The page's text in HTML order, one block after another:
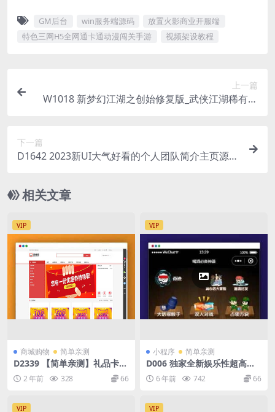
GM后台 win服务端源码
放置火影商业开服端
特色三网H5全网通卡通动漫闯关手游
视频架设教程
上一篇
W1018 新梦幻江湖之创始修复版_武侠江湖稀有卡
台
下一篇
D1642 2023新UI大气好看的个人团队简介主页源码
相关文章
VIP
商城购物 简单亲测
D2339 【简单亲测】礼品卡回
收商城系统源码
2 年前 328 66
VIP
小程序 简单亲测
D006 独家全新娱乐性超高的
喝酒神器微信小程序源码支持
流量主解锁多人对战等等
6 年前 742 66
VIP VIP